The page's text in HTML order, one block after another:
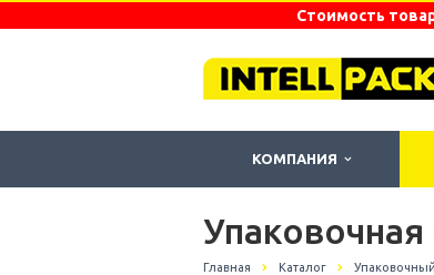
Стоимость
КОМПАНИЯ
Главная Каталог